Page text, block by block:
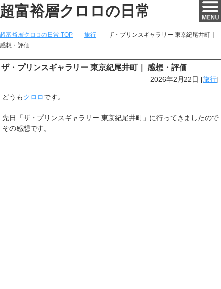
超富裕層クロロの日常
超富裕層クロロの日常 TOP 旅行
ザ・プリンスギャラリー 東京紀尾井町｜
感想・評価
ザ・プリンスギャラリー 東京紀尾井町｜ 感想・評価
2026年2月22日 [旅行]
どうもクロロです。
先日「ザ・プリンスギャラリー 東京紀尾井町」に行ってきましたので
その感想です。